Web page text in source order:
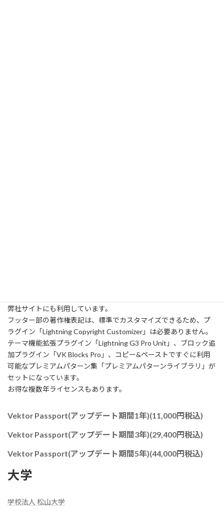
弊社サイトにも利用しています。
フッター部の著作権表記は、標準でカスタマイズできるため、プ
ラグイン「Lightning Copyright Customizer」は必要ありません。
テーマ機能拡張プラグイン「Lightning G3 Pro Unit」、ブロック追
加プラグイン「VK Blocks Pro」、コピー&ペーストですぐに利用
可能なプレミアムパターン集「プレミアムパターンライブラリ」が
セットになっています。
お得な複数年ライセンスもあります。
Vektor Passport(アップデート期間1年)(11,000円税込)
Vektor Passport(アップデート期間3年)(29,400円税込)
Vektor Passport(アップデート期間5年)(44,000円税込)
大学
学校法人 松山大学